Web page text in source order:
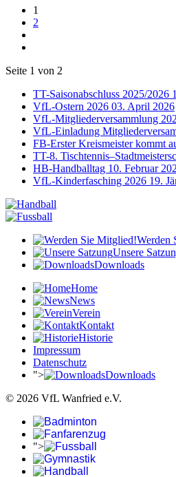
1
2
Seite 1 von 2
TT-Saisonabschluss 2025/2026
VfL-Ostern 2026 03. April 2026
VfL-Mitgliederversammlung
VfL-Einladung
FB-Erster Kreismeister kommt
TT-8.
HB-Handballtag 10. Februar
VfL-Kinderfasching 2026 19.
Werden
Unsere
Downloads
Home
News
Verein
Kontakt
Historie
Impressum
Datenschutz
">
Downloads
© 2026 VfL Wanfried e.V.
">